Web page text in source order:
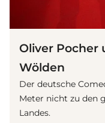
Oliver Pocher
Wölden
Der deutsche
Meter nicht zu den
Landes.